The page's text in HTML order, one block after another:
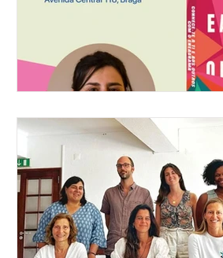
Consulta Psicológica de Jovens
Identidade Eneagrama
Emoções Relações